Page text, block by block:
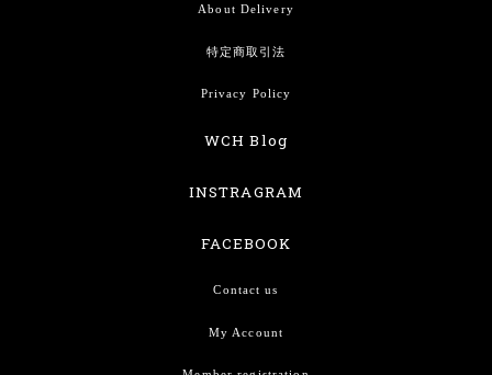
About Delivery
特定商取引法
Privacy Policy
WCH Blog
INSTRAGRAM
FACEBOOK
Contact us
My Account